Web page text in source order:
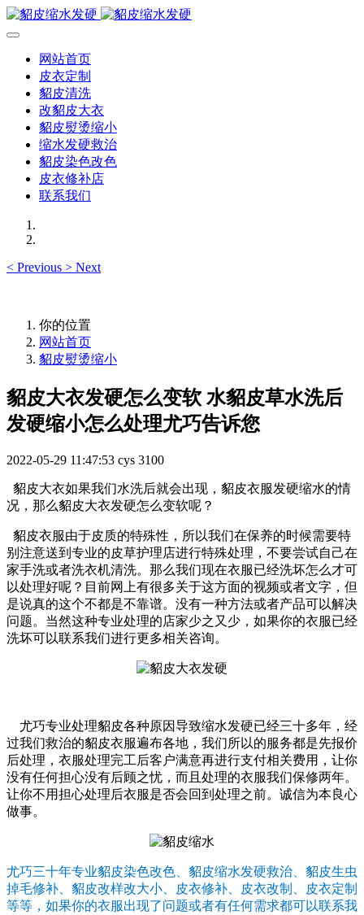
网站首页
皮衣定制
貂皮清洗
改貂皮大衣
貂皮熨烫缩小
缩水发硬救治
貂皮染色改色
皮衣修补店
联系我们
< Previous > Next
你的位置
网站首页
貂皮熨烫缩小
貂皮大衣发硬怎么变软 水貂皮草水洗后
发硬缩小怎么处理尤巧告诉您
2022-05-29 11:47:53 cys 3100
貂皮大衣如果我们水洗后就会出现，貂皮衣服发硬缩水的情
况，那么貂皮大衣发硬怎么变软呢？
貂皮衣服由于皮质的特殊性，所以我们在保养的时候需要特
别注意送到专业的皮草护理店进行特殊处理，不要尝试自己在
家手洗或者洗衣机清洗。那么我们现在衣服已经洗坏怎么才可
以处理好呢？目前网上有很多关于这方面的视频或者文字，但
是说真的这个不都是不靠谱。没有一种方法或者产品可以解决
问题。当然这种专业处理的店家少之又少，如果你的衣服已经
洗坏可以联系我们进行更多相关咨询。
尤巧专业处理貂皮各种原因导致缩水发硬已经三十多年，经
过我们救治的貂皮衣服遍布各地，我们所以的服务都是先报价
后处理，衣服处理完工后客户满意再进行支付相关费用，让你
没有任何担心没有后顾之忧，而且处理的衣服我们保修两年。
让你不用担心处理后衣服是否会回到处理之前。诚信为本良心
做事。
尤巧三十年专业貂皮染色改色、貂皮缩水发硬救治、貂皮生虫
掉毛修补、貂皮改样改大小、皮衣修补、皮衣改制、皮衣定制
等等，如果你的衣服出现了问题或者有任何需求都可以联系我